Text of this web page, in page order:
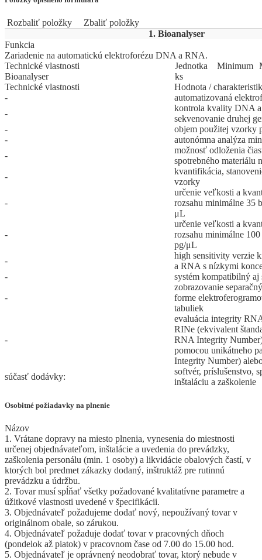
Rozbaliť položky
Zbaliť položky
1. Bioanalyser
Funkcia
Zariadenie na automatickú elektroforézu DNA a RNA.
Technické vlastnosti
Jed­not­ka Mi­ni­mum
Bioanalyser
ks
Technické vlastnosti
Hodnota /
-
automatizovaná
-
kontrola kvality DNA
sekvenovanie druhej
-
objem použitej vzorky
-
autonómna analýza
-
možnosť odloženia
spotrebného materiálu
-
kvantifikácia,
vzorky
-
určenie veľkosti a
rozsahu minimálne 35
μL
-
určenie veľkosti a
rozsahu minimálne
pg/μL
-
high sensitivity verzie
a RNA s nízkymi
-
systém kompatibilný
-
zobrazovanie
forme
tabuliek
-
evaluácia integrity
RINe (ekvivalent
RNA Integrity
pomocou unikátneho
Integrity Number)
súčasť dodávky:
softvér, príslušenstvo,
inštaláciu a zaškolenie
Osobitné požiadavky na plnenie
Názov
1. Vrátane dopravy na miesto plnenia, vynesenia do miestnosti
určenej objednávateľom, inštalácie a uvedenia do prevádzky,
zaškolenia personálu (min. 1 osoby) a likvidácie obalových častí, v
ktorých bol predmet zákazky dodaný, inštruktáž pre rutinnú
prevádzku a údržbu.
2. Tovar musí spĺňať všetky požadované kvalitatívne parametre a
úžitkové vlastnosti uvedené v špecifikácii.
3. Objednávateľ požadujeme dodať nový, nepoužívaný tovar v
originálnom obale, so zárukou.
4. Objednávateľ požaduje dodať tovar v pracovných dňoch
(pondelok až piatok) v pracovnom čase od 7.00 do 15.00 hod.
5. Objednávateľ je oprávnený neodobrať tovar, ktorý nebude v